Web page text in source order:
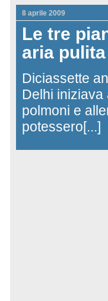
8 aprile 2009
Le tre
aria
Diciassette
Delhi
polmoni e
potessero[...]